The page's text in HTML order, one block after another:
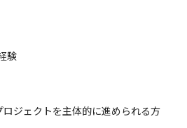
験
ジェクトを主体的に進められる方